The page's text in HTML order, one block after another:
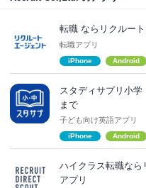
転職 ならリクルー
転職アプリ
iPhone Android
スタディサプリ小
まで
子ども向け英語アプリ
iPhone Android
ハイクラス転職なら
アプリ